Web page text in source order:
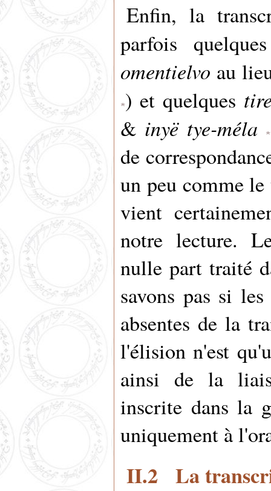
Enfin, la
parfois
omentielvo au
) et quelques
& inyë tye-méla
de
un peu comme
vient
notre lecture.
nulle part traité
savons pas si
absentes de la
l'élision n'est
ainsi de la
inscrite dans la
uniquement à
II.2 La